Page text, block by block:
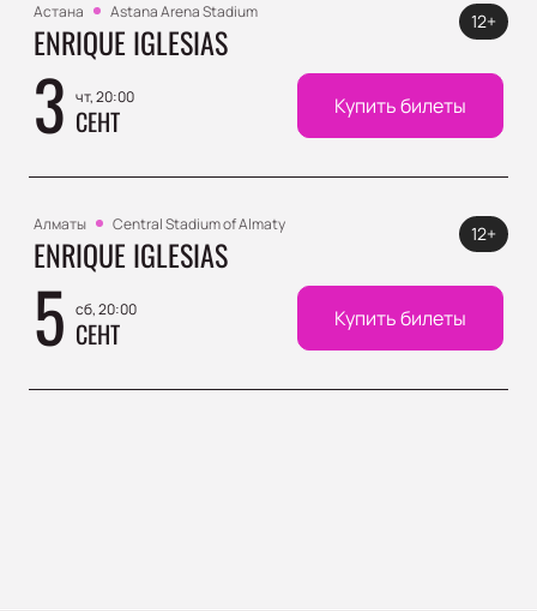
Астана Astana Arena Stadium
ENRIQUE IGLESIAS
3 чт, 20:00
СЕНТ
12+
Купить билеты
Алматы Central Stadium of Almaty
ENRIQUE IGLESIAS
5 сб, 20:00
СЕНТ
12+
Купить билеты